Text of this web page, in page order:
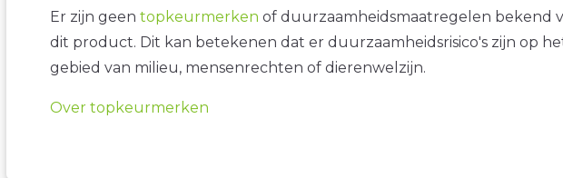
Er zijn geen topkeurmerken of duurzaamheidsmaatregelen bekend
dit product. Dit kan betekenen dat er duurzaamheidsrisico's zijn op
gebied van milieu, mensenrechten of dierenwelzijn.
Over topkeurmerken